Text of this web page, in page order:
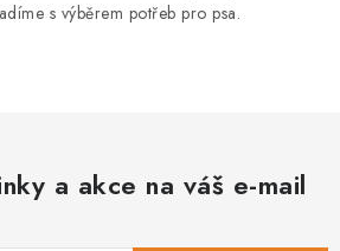
s výběrem potřeb pro psa.
a akce na váš e-mail